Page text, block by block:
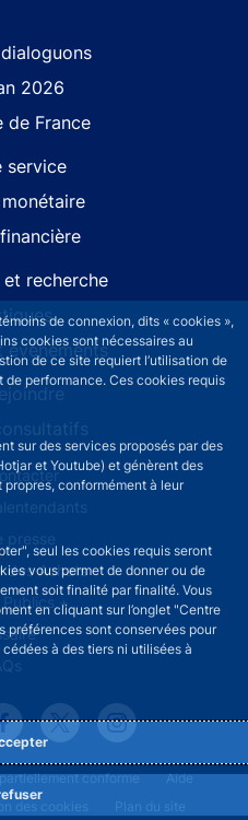
de connexion, dits « cookies »,
cookies sont nécessaires au
de ce site requiert l’utilisation de
performance. Ces cookies requis
sur des services proposés par des
et Youtube) et génèrent des
conformément à leur
seul les cookies requis seront
vous permet de donner ou de
soit finalité par finalité. Vous
en cliquant sur l’onglet "Centre
préférences sont conservées pour
à des tiers ni utilisées à
2026
de France
service
recherche
événements
presse
des Achats
+
conforme
Aide
des cookies Plan du site